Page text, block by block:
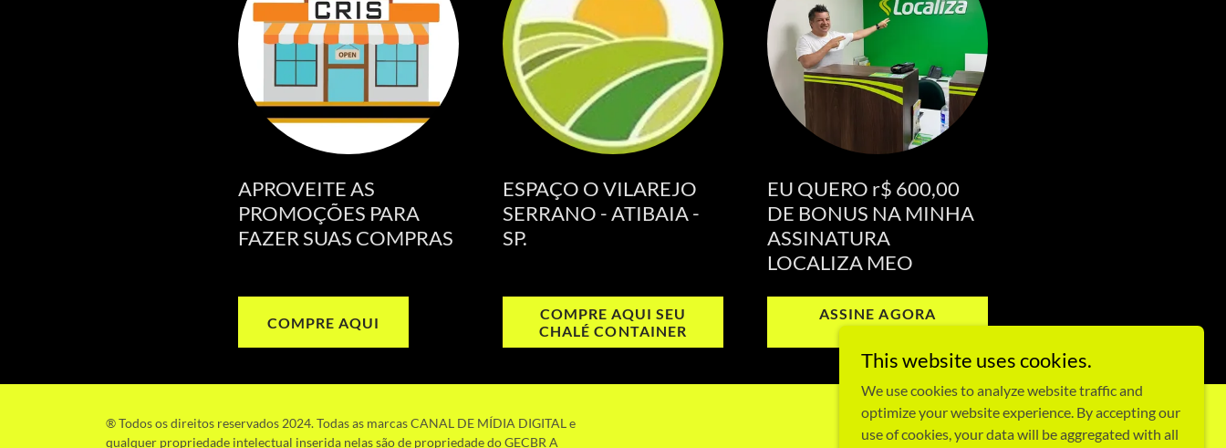
APROVEITE AS
PROMOÇÕES PARA
FAZER SUAS COMPRAS
COMPRE AQUI
ESPAÇO O VILAREJO
SERRANO - ATIBAIA -
SP.
COMPRE AQUI SEU
CHALÉ CONTAINER
EU QUERO r$ 600,00
DE BONUS NA MINHA
ASSINATURA
LOCALIZA MEO
ASSINE AGORA
MEOO
® Todos os direitos reservados 2024. Todas as marcas CANAL DE MÍDIA DIGITAL e
qualquer propriedade intelectual inserida nelas são de propriedade do GECBR A
This website uses cookies.
We use cookies to analyze website traffic and
optimize your website experience. By accepting our
use of cookies, your data will be aggregated with all